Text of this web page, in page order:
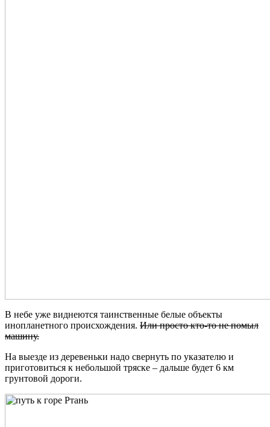
В небе уже виднеются таинственные белые объекты
инопланетного происхождения. Или просто кто-то не помыл
машину.
На выезде из деревеньки надо свернуть по указателю и
приготовиться к небольшой тряске – дальше будет 6 км
грунтовой дороги.